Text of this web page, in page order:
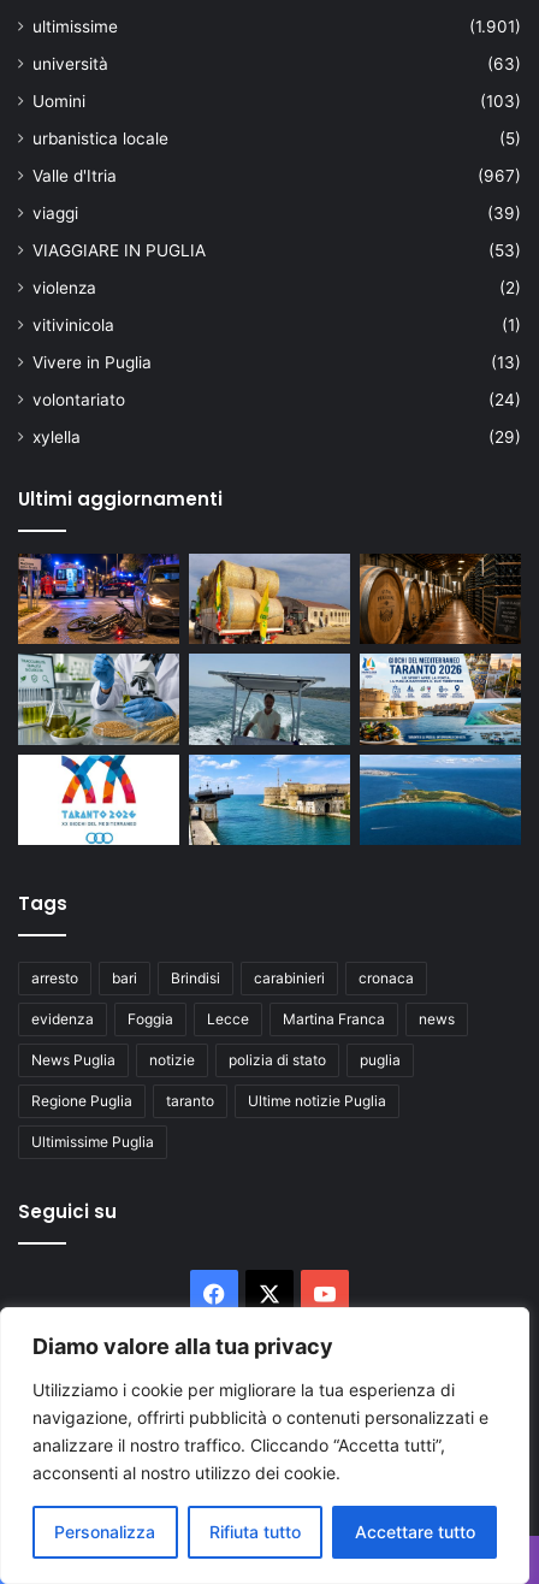
Diamo valore alla tua privacy
Utilizziamo i cookie per migliorare la tua esperienza di
navigazione, offrirti pubblicità o contenuti personalizzati e
analizzare il nostro traffico. Cliccando “Accetta tutti”,
acconsenti al nostro utilizzo dei cookie.
Personalizza Rifiuta tutto Accettare tutto
ultimissime
(1.901)
università
(63)
Uomini
(103)
urbanistica locale
(5)
Valle d'Itria
(967)
viaggi
(39)
VIAGGIARE IN PUGLIA
(53)
violenza
(2)
vitivinicola
(1)
Vivere in Puglia
(13)
volontariato
(24)
xylella
(29)
Ultimi aggiornamenti
Tags
arresto bari Brindisi carabinieri cronaca
evidenza Foggia Lecce Martina Franca news
News Puglia notizie polizia di stato puglia
Regione Puglia taranto Ultime notizie Puglia
Ultimissime Puglia
Seguici su
Facebook You